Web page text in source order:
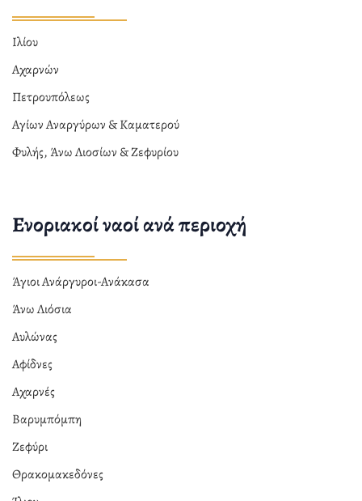
Ιλίου
Αχαρνών
Πετρουπόλεως
Αγίων Αναργύρων & Καματερού
Φυλής, Άνω Λιοσίων & Ζεφυρίου
Ενοριακοί ναοί ανά περιοχή
Άγιοι Ανάργυροι-Ανάκασα
Άνω Λιόσια
Αυλώνας
Αφίδνες
Αχαρνές
Βαρυμπόμπη
Ζεφύρι
Θρακομακεδόνες